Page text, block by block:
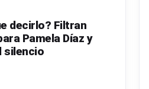
decirlo? Filtran
Pamela Díaz y
silencio